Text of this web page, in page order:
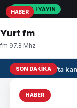
CANLI YAYIN
Yurt fm
fm 97.8 Mhz
SON DAKIKAIrak’ta
HABER
HABER
HABER
HABER